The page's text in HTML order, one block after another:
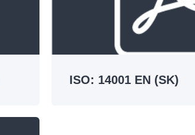
ISO: 14001 EN (SK)